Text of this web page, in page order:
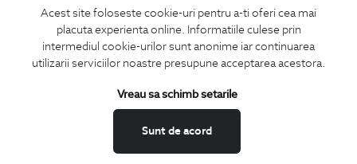
Acest site foloseste cookie-uri pentru a-ti oferi cea mai
placuta experienta online. Informatiile culese prin
intermediul cookie-urilor sunt anonime iar continuarea
utilizarii serviciilor noastre presupune acceptarea acestora.
Sunt de acord
Vreau sa schimb setarile
CONCIERGE
Termeni si conditii
Schimburi si retur
Securitatea datelor
ANPC